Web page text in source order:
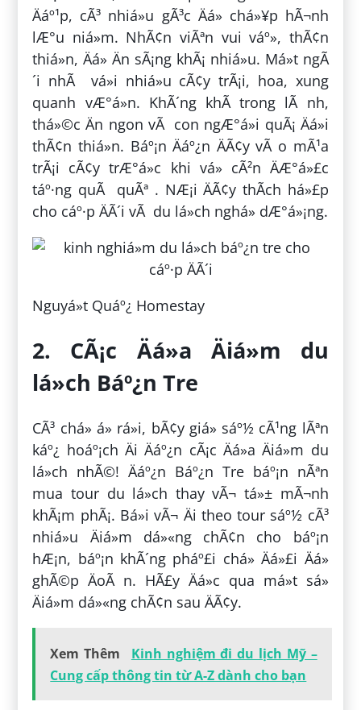
Äáº¹p, cÃ³ nhiá»u gÃ³c Äá» chá»¥p hÃ¬nh
lÆ°u niá»m. NhÃ¢n viÃªn vui váº», thÃ¢n
thiá»n, Äá» Än sÃ¡ng khÃ¡ nhiá»u. Má»t ngÃ
´i nhÃ vá»i nhiá»u cÃ¢y trÃ¡i, hoa, xung
quanh vÆ°á»n. KhÃ´ng khÃ­ trong lÃ nh,
thá»©c Än ngon vÃ con ngÆ°á»i quÃ¡ Äá»i
thÃ¢n thiá»n. Báº¡n Äáº¿n ÄÃ¢y vÃ o mÃ¹a
trÃ¡i cÃ¢y trÆ°á»c khi vá» cÃ²n ÄÆ°á»£c
táº·ng quÃ quÃª . NÆ¡i ÄÃ¢y thÃ­ch há»£p
cho cáº·p ÄÃ´i vÃ du lá»ch nghá» dÆ°á»¡ng.
Nguyá»t Quáº¿ Homestay
2. CÃ¡c Äá»a Äiá»m du
lá»ch Báº¿n Tre
CÃ³ chá» á» rá»i, bÃ¢y giá» sáº½ cÃ¹ng lÃªn
káº¿ hoáº¡ch Äi Äáº¿n cÃ¡c Äá»a Äiá»m du
lá»ch nhÃ©! Äáº¿n Báº¿n Tre báº¡n nÃªn
mua tour du lá»ch thay vÃ¬ tá»± mÃ¬nh
khÃ¡m phÃ¡. Bá»i vÃ¬ Äi theo tour sáº½ cÃ³
nhiá»u Äiá»m dá»«ng chÃ¢n cho báº¡n
hÆ¡n, báº¡n khÃ´ng pháº£i chá» Äá»£i Äá»
ghÃ©p ÄoÃ n. HÃ£y Äá»c qua má»t sá»
Äiá»m dá»«ng chÃ¢n sau ÄÃ¢y.
Xem Thêm
Kinh nghiệm đi du lịch Mỹ –
Cung cấp thông tin từ A-Z dành cho bạn